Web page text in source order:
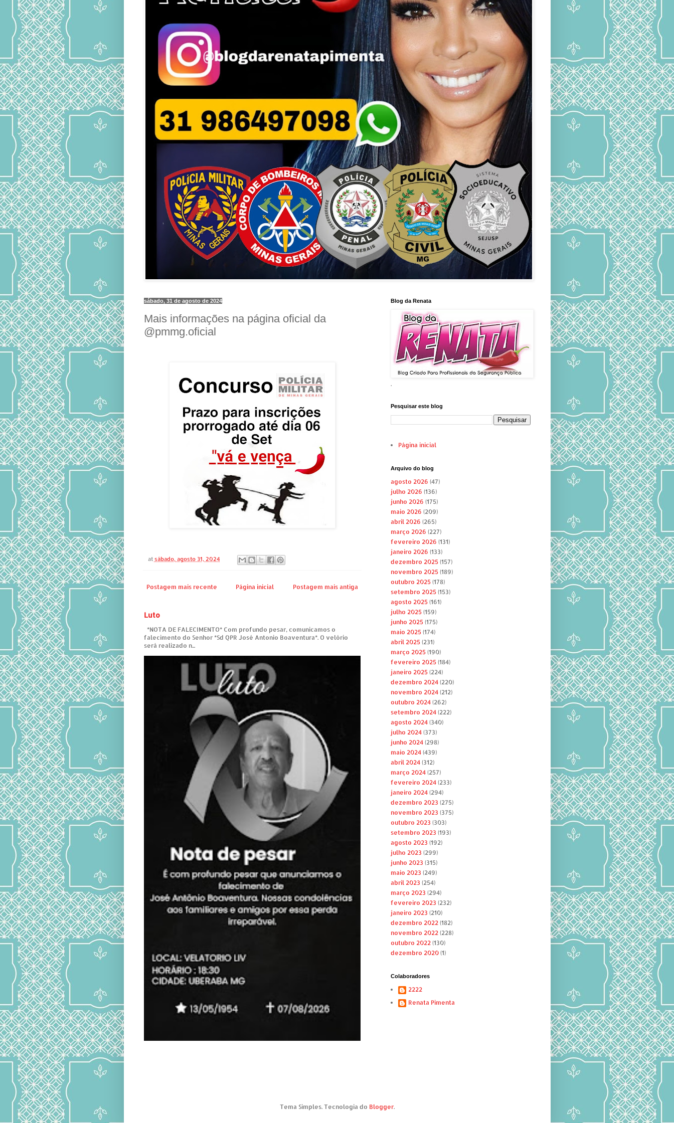
sábado, 31 de agosto de 2024
Mais informações na página oficial da
@pmmg.oficial
at sábado, agosto 31, 2024
Postagem mais recente Postagem mais antiga
Página inicial
Luto
*NOTA DE FALECIMENTO* Com profundo pesar, comunicamos o
falecimento do Senhor *Sd QPR José Antonio Boaventura*. O velório
será realizado n...
Blog da Renata
.
Pesquisar este blog
Página inicial
Arquivo do blog
agosto 2026 (47)
julho 2026 (136)
junho 2026 (175)
maio 2026 (209)
abril 2026 (265)
março 2026 (227)
fevereiro 2026 (131)
janeiro 2026 (133)
dezembro 2025(157)
novembro 2025(189)
outubro 2025(178)
setembro 2025(153)
agosto 2025(161)
julho 2025(159)
junho 2025(175)
maio 2025(174)
abril 2025(231)
março 2025(190)
fevereiro 2025(184)
janeiro 2025(224)
dezembro 2024(220)
novembro 2024(212)
outubro 2024(262)
setembro 2024(222)
agosto 2024(340)
julho 2024(373)
junho 2024(298)
maio 2024(439)
abril 2024(312)
março 2024(257)
fevereiro 2024(233)
janeiro 2024(294)
dezembro 2023 (275)
novembro 2023 (375)
outubro 2023 (303)
setembro 2023 (193)
agosto 2023 (192)
julho 2023 (299)
junho 2023 (315)
maio 2023 (249)
abril 2023 (254)
março 2023 (294)
fevereiro 2023 (232)
janeiro 2023 (210)
dezembro 2022(182)
novembro 2022(228)
outubro 2022(130)
dezembro 2020(1)
Colaboradores
2222
Renata Pimenta
Tema Simples. Tecnologia do Blogger.